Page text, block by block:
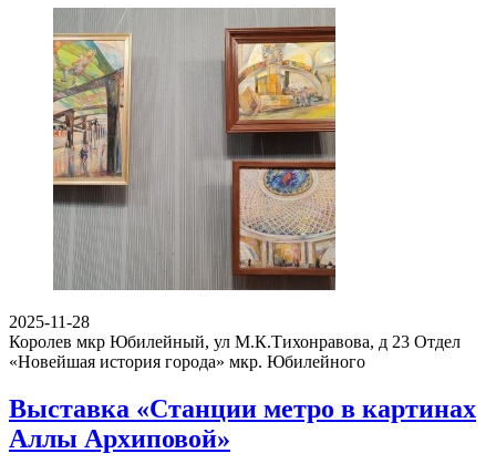
2025-11-28
Королев мкр Юбилейный, ул М.К.Тихонравова, д 23 Отдел
«Новейшая история города» мкр. Юбилейного
Выставка «Станции метро в картинах
Аллы Архиповой»